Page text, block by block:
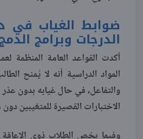
ضوابط الغياب في
الدرجات وبرامج
أكدت القواعد العامة المنظمة
المواد الدراسية أنه لا يُمنح
والتفاعل، في حال غيابه بدون عذر
الاختبارات القصيرة للمتغيبين